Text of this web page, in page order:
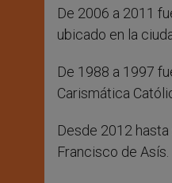
De 2006 a 2011
ubicado en la
De 1988 a 1997
Carismática
Desde 2012
Francisco de Asís.